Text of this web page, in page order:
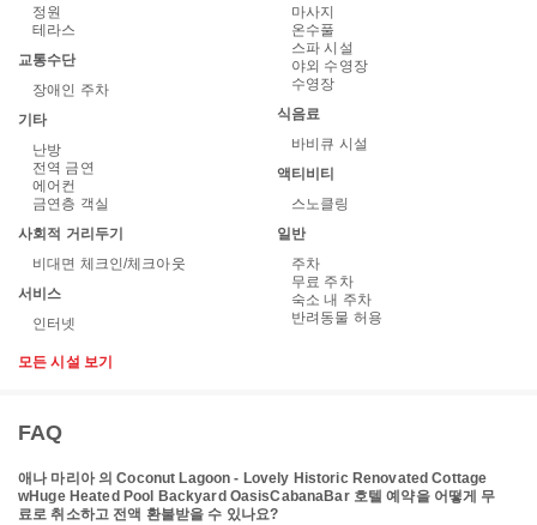
정원
테라스
교통수단
장애인 주차
기타
난방
전역 금연
에어컨
금연층 객실
사회적 거리두기
비대면 체크인/체크아웃
서비스
인터넷
마사지
온수풀
스파 시설
야외 수영장
수영장
식음료
바비큐 시설
액티비티
스노클링
일반
주차
무료 주차
숙소 내 주차
반려동물 허용
모든 시설 보기
FAQ
애나 마리아 의 Coconut Lagoon - Lovely Historic Renovated Cottage
wHuge Heated Pool Backyard OasisCabanaBar 호텔 예약을 어떻게 무
료로 취소하고 전액 환불받을 수 있나요?